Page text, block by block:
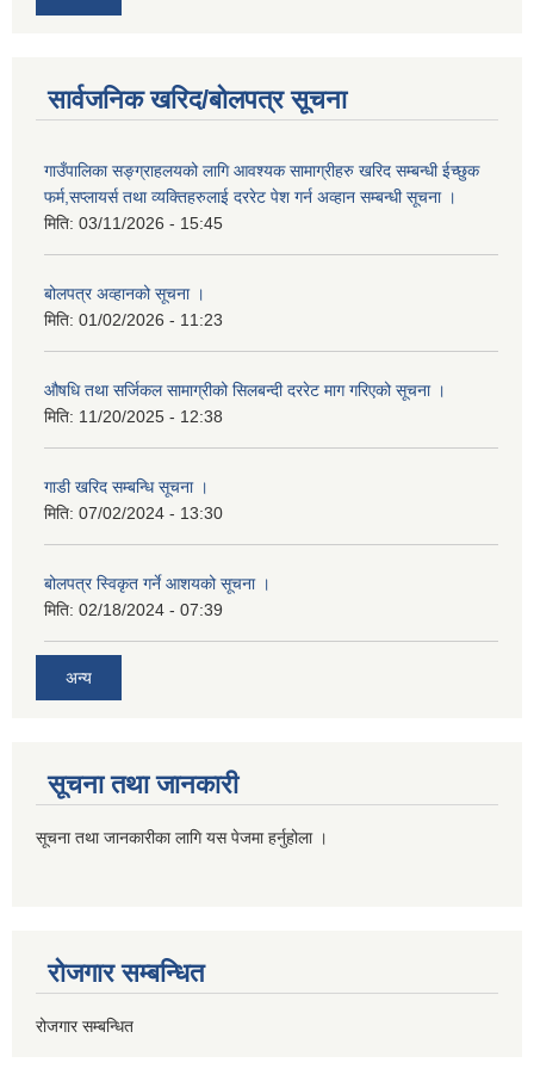
सार्वजनिक खरिद/बोलपत्र सूचना
गाउँपालिका सङ्ग्राहलयको लागि आवश्यक सामाग्रीहरु खरिद सम्बन्धी ईच्छुक
फर्म,सप्लायर्स तथा व्यक्तिहरुलाई दररेट पेश गर्न अव्हान सम्बन्धी सूचना ।
मिति: 03/11/2026 - 15:45
बोलपत्र अव्हानको सूचना ।
मिति: 01/02/2026 - 11:23
औषधि तथा सर्जिकल सामाग्रीको सिलबन्दी दररेट माग गरिएको सूचना ।
मिति: 11/20/2025 - 12:38
गाडी खरिद सम्बन्धि सूचना ।
मिति: 07/02/2024 - 13:30
बोलपत्र स्विकृत गर्ने आशयको सूचना ।
मिति: 02/18/2024 - 07:39
अन्य
सूचना तथा जानकारी
सूचना तथा जानकारीका लागि यस पेजमा हर्नुहोला ।
रोजगार सम्बन्धित
रोजगार सम्बन्धित